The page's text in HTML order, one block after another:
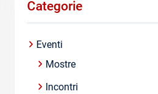
Categorie
Eventi
Mostre
Incontri